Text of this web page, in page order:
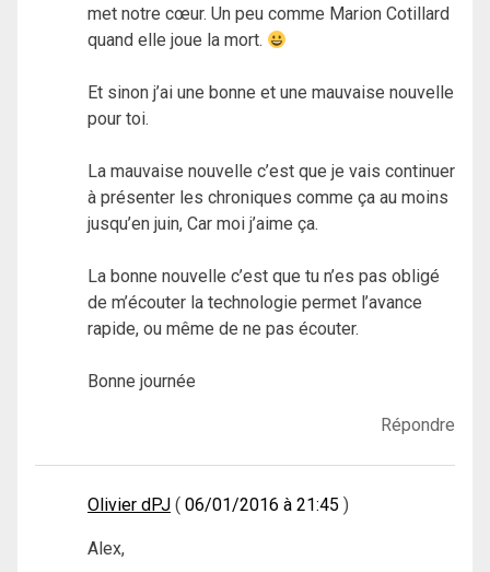
met notre cœur. Un peu comme Marion Cotillard
quand elle joue la mort.
Et sinon j’ai une bonne et une mauvaise nouvelle
pour toi.
La mauvaise nouvelle c’est que je vais continuer
à présenter les chroniques comme ça au moins
jusqu’en juin, Car moi j’aime ça.
La bonne nouvelle c’est que tu n’es pas obligé
de m’écouter la technologie permet l’avance
rapide, ou même de ne pas écouter.
Bonne journée
Répondre
Olivier dPJ 06/01/2016 à 21:45
Alex,